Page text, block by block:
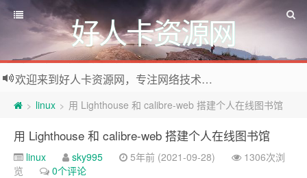
好人卡资源网
欢迎来到好人卡资源网，专注网络技术资源收集，我们不仅是网络资源的搬运工，也生产原创资源。寻找资源请留言或关注公众号:烈日下的男人
> linux > 用 Lighthouse 和 calibre-web 搭建个人在线图书馆
用 Lighthouse 和 calibre-web 搭建个人在线图书馆
linux sky995 5年前 (2021-09-28)
1306次浏
览
0个评论